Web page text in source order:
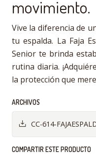
movimiento.
Vive la diferencia de
tu espalda. La Faja
Senior te brinda
rutina diaria.
la protección que
ARCHIVOS
CC-614-
COMPARTIR ESTE PRODUCTO